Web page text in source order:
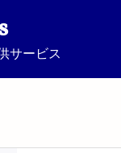
サービス